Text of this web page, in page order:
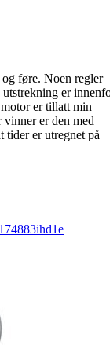
føre. Noen regler
er
er tillatt min
er den med
tider er utregnet på